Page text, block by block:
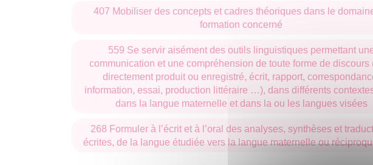
407 Mobiliser des concepts et cadres théoriques dans le
formation concerné
559 Se servir aisément des outils linguistiques permettant
communication et une compréhension de toute forme de discours
directement produit ou enregistré, écrit, rapport,
information, essai, production littéraire …), dans différents
dans la langue maternelle et dans la ou les langues visées
268 Formuler à l’écrit et à l’oral des analyses, synthèses et
écrites, de la langue étudiée vers la langue maternelle ou